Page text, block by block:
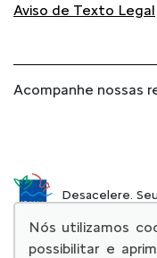
Aviso de Texto Legal
Acompanhe nossas
Desacelere.
Nós utilizamos
possibilitar e